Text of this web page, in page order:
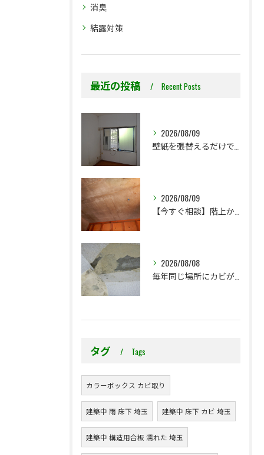
消臭
結露対策
最近の投稿 Recent Posts
2026/08/09
2026/08/09
2026/08/08
タグ Tags
カラーボックス カビ取り
建築中 雨 床下 埼玉 建築中 床下 カビ 埼玉
建築中 構造用合板 濡れた 埼玉